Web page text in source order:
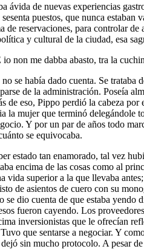
ávida de nuevas experiencias
puestos, que nunca
reservaciones, para controlar
y cultural de la ciudad, esa
non me dabba abasto, tra la
se había dado cuenta. Se
de la administración. Poseía
de eso, Pippo perdió la cabeza
la mujer que terminó
Y por un par de años todo
se equivocaba.
estado tan enamorado, tal vez
encima de las cosas como al
vida superior a la que llevaba
de asientos de cuero con su
se dio cuenta de que estaba
fueron cayendo. Los
inversionistas que le ofrecían
que sentarse a negociar. Y
sin mucho protocolo. A pesar